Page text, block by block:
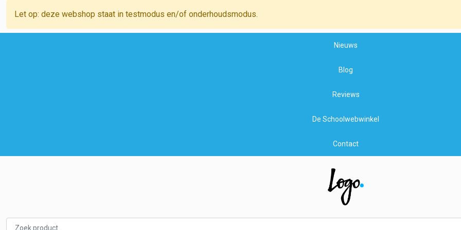
Let op: deze webshop staat in testmodus en/of onderhoudsmodus.
Nieuws
Blog
Reviews
De Schoolwebwinkel
Contact